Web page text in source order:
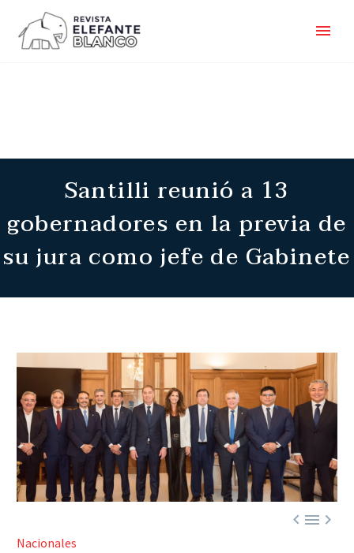
Santilli reunió a 13
gobernadores en la previa de
su jura como jefe de Gabinete

Nacionales